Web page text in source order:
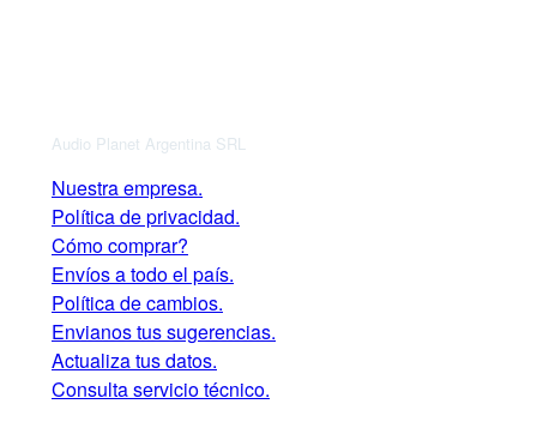
Audio Planet Argentina SRL
Nuestra empresa.
Política de privacidad.
Cómo comprar?
Envíos a todo el país.
Política de cambios.
Envianos tus sugerencias.
Actualiza tus datos.
Consulta servicio técnico.